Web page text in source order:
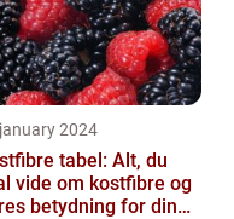
2024
tabel: Alt, du
vide om kostfibre og
betydning for din